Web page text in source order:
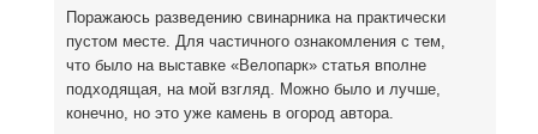
Поражаюсь разведению свинарника на практически
пустом месте. Для частичного ознакомления с тем,
что было на выставке «Велопарк» статья вполне
подходящая, на мой взгляд. Можно было и лучше,
конечно, но это уже камень в огород автора.